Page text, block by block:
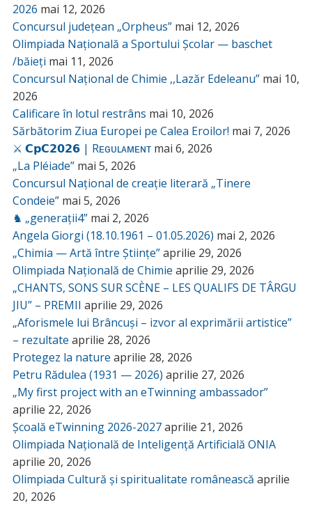
2026 mai 12, 2026
Concursul județean „Orpheus” mai 12, 2026
Olimpiada Națională a Sportului Școlar — baschet
/băieți mai 11, 2026
Concursul Național de Chimie ,,Lazăr Edeleanu” mai 10,
2026
Calificare în lotul restrâns mai 10, 2026
Sărbătorim Ziua Europei pe Calea Eroilor! mai 7, 2026
⚔️ 𝗖𝗽𝗖𝟮𝟬𝟮𝟲 | Rᴇɢᴜʟᴀᴍᴇɴᴛ mai 6, 2026
„La Pléiade” mai 5, 2026
Concursul Național de creație literară „Tinere
Condeie” mai 5, 2026
♞ „generații4” mai 2, 2026
Angela Giorgi (18.10.1961 – 01.05.2026) mai 2, 2026
„Chimia — Artă între Științe”aprilie 29, 2026
Olimpiada Națională de Chimie aprilie 29, 2026
„CHANTS, SONS SUR SCÈNE – LES QUALIFS DE TÂRGU
JIU” – PREMII aprilie 29, 2026
„Aforismele lui Brâncuși – izvor al exprimării artistice”
– rezultate aprilie 28, 2026
Protegez la nature aprilie 28, 2026
Petru Rădulea (1931 — 2026) aprilie 27, 2026
„My first project with an eTwinning ambassador”
aprilie 22, 2026
Școală eTwinning 2026-2027aprilie 21, 2026
Olimpiada Națională de Inteligență Artificială ONIA
aprilie 20, 2026
Olimpiada Cultură și spiritualitate românească aprilie
20, 2026